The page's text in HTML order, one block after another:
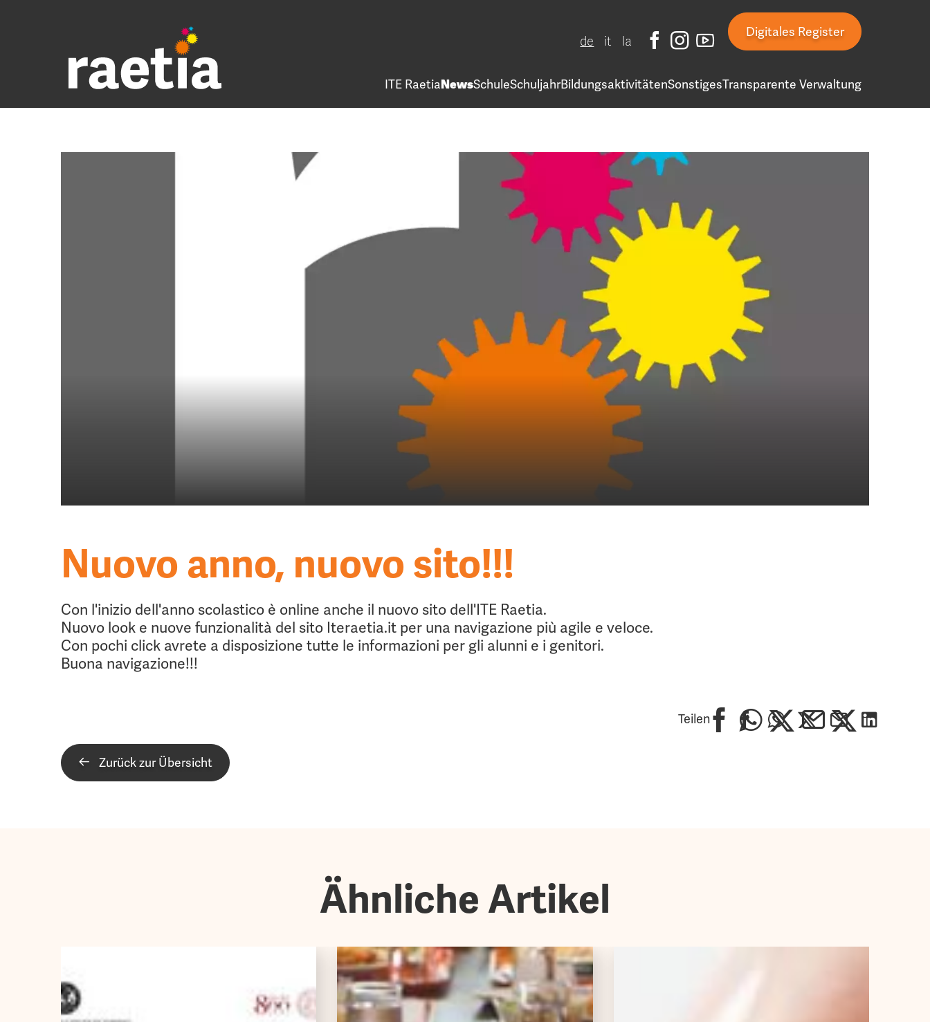
de it la
Digitales Register
ITE RaetiaNewsSchuleSchuljahrBildungsaktivitätenSonstigesTransparente Verwaltung
Nuovo anno, nuovo sito!!!
Con l'inizio dell'anno scolastico è online anche il nuovo sito dell'ITE Raetia.
Nuovo look e nuove funzionalità del sito Iteraetia.it per una navigazione più agile e veloce.
Con pochi click avrete a disposizione tutte le informazioni per gli alunni e i genitori.
Buona navigazione!!!
Teilen
Zurück zur Übersicht
Ähnliche Artikel